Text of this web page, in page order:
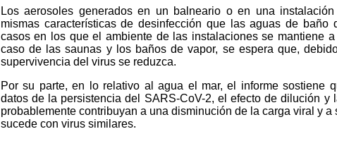
Los aerosoles generados en un balneario o en una
mismas características de desinfección que las aguas de baño
casos en los que el ambiente de las instalaciones se mantiene
caso de las saunas y los baños de vapor, se espera que,
supervivencia del virus se reduzca.
Por su parte, en lo relativo al agua el mar, el informe sostiene
datos de la persistencia del SARS-CoV-2, el efecto de dilución y
probablemente contribuyan a una disminución de la carga viral y
sucede con virus similares.